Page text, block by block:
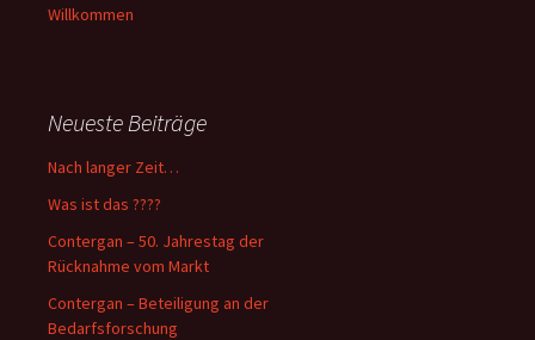
Willkommen
Neueste Beiträge
Nach langer Zeit…
Was ist das ????
Contergan – 50. Jahrestag der
Rücknahme vom Markt
Contergan – Beteiligung an der
Bedarfsforschung